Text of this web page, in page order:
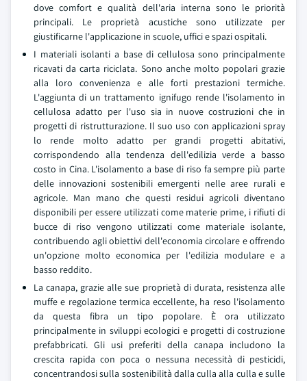
dove comfort e qualità dell'aria interna sono le priorità
principali. Le proprietà acustiche sono utilizzate per
giustificarne l'applicazione in scuole, uffici e spazi ospitali.
I materiali isolanti a base di cellulosa sono principalmente
ricavati da carta riciclata. Sono anche molto popolari grazie
alla loro convenienza e alle forti prestazioni termiche.
L'aggiunta di un trattamento ignifugo rende l'isolamento in
cellulosa adatto per l'uso sia in nuove costruzioni che in
progetti di ristrutturazione. Il suo uso con applicazioni spray
lo rende molto adatto per grandi progetti abitativi,
corrispondendo alla tendenza dell'edilizia verde a basso
costo in Cina. L'isolamento a base di riso fa sempre più parte
delle innovazioni sostenibili emergenti nelle aree rurali e
agricole. Man mano che questi residui agricoli diventano
disponibili per essere utilizzati come materie prime, i rifiuti di
bucce di riso vengono utilizzati come materiale isolante,
contribuendo agli obiettivi dell'economia circolare e offrendo
un'opzione molto economica per l'edilizia modulare e a
basso reddito.
La canapa, grazie alle sue proprietà di durata, resistenza alle
muffe e regolazione termica eccellente, ha reso l'isolamento
da questa fibra un tipo popolare. È ora utilizzato
principalmente in sviluppi ecologici e progetti di costruzione
prefabbricati. Gli usi preferiti della canapa includono la
crescita rapida con poca o nessuna necessità di pesticidi,
concentrandosi sulla sostenibilità dalla culla alla culla e sulle